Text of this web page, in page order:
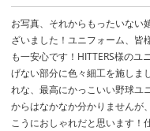
お写真、それからもったいない
ざいました！ユニフォーム、皆
も一安心です！HITTERS様の
げない部分に色々細工を施しま
れな、最高にかっこいい野球ユ
からはなかなか分かりませんが
こうにおしゃれだと思います！